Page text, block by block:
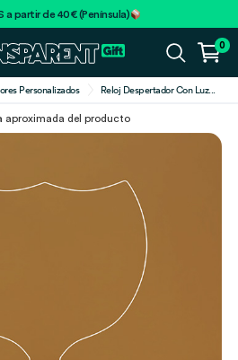
a partir de 40€ (Península)
0
Personalizados Reloj Despertador Con Luz...
aproximada del producto